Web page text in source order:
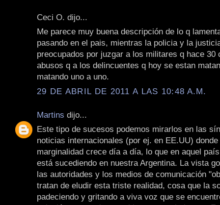
Ceci O. dijo...
Me parece muy buena descripción de lo q
pasando en el pais, mientras la policia y la
preocupados por juzgar a los militares q hace 30
abusos q a los delincuentes q hoy se estan
matando uno a uno.
29 DE ABRIL DE 2011 A LAS 10:48 A.M.
Martins dijo...
Este tipo de sucesos podemos mirarlos en las
noticias internacionales (por ej. en EE.UU)
marginalidad crece día a día, lo que en aquel
está sucediendo en nuestra Argentina. La vista
las autoridades y los medios de comunicación
tratan de eludir esta triste realidad, cosa que la
padeciendo y gritando a viva voz que se